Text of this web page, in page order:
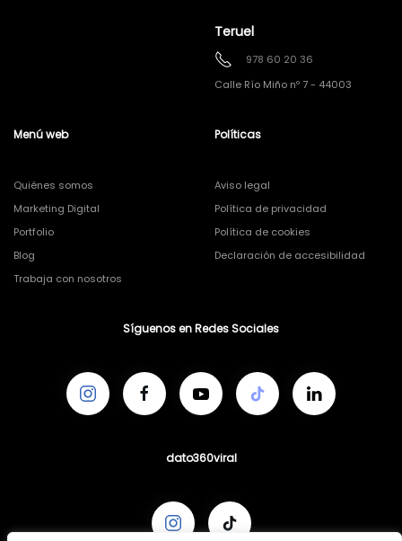
Teruel
978 60 20 36
Calle Río Miño nº 7 - 44003
Menú web
Quiénes somos
Marketing Digital
Portfolio
Blog
Trabaja con nosotros
Políticas
Aviso legal
Política de privacidad
Política de cookies
Declaración de accesibilidad
Síguenos en Redes Sociales
dato360viral